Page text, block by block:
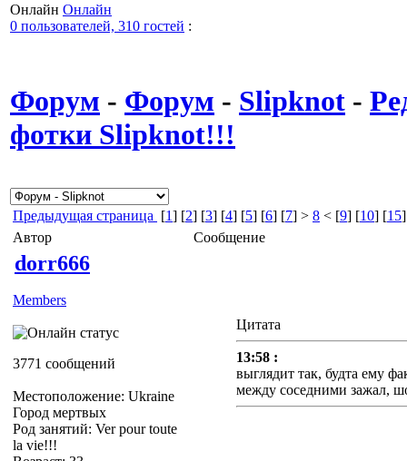
Онлайн Онлайн
0 пользователей, 310 гостей :
Форум - Форум - Slipknot -
фотки Slipknot!!!
Предыдущая страница [1] [2] [3] [4] [5] [6] [7] > 8 < [9] [10] [15]
Автор
Сообщение
dorr666
Members
3771 сообщений
Местоположение: Ukraine
Город мертвых
Род занятий: Ver pour toute
la vie!!!
Цитата
13:58 :
выглядит так, будта ему
между соседними зажал,